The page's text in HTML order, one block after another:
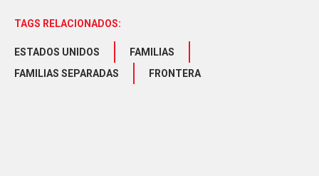
TAGS RELACIONADOS:
ESTADOS UNIDOS
FAMILIAS
FAMILIAS SEPARADAS
FRONTERA